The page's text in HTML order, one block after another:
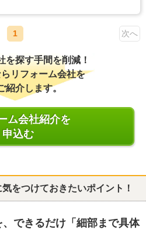
1 次へ
を探す手間を削減！
リフォーム会社を
紹介します。
ム会社紹介を
申込む
をつけておきたいポイント！
できるだけ「細部まで具体